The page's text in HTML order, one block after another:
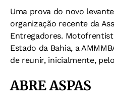
Uma prova do novo
organização recente da
Entregadores.
Estado da Bahia, a
de reunir, inicialmente,
ABRE ASPAS